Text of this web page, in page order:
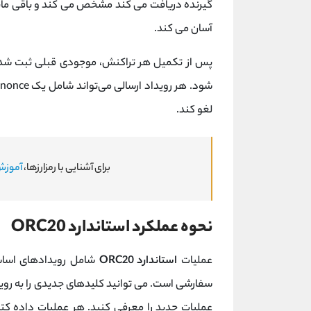
گیرنده دریافت می کند مشخص می کند و باقی
آسان می کند.
لغو کند.
برای آشنایی با رمزارزها،
نحوه عملکرد استاندارد ORC20
عملیات استاندارد ORC20
شامل رویدادهای
سفارشی است. می توانید کلیدهای جدیدی را به